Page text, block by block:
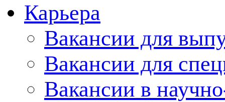
Карьера
Вакансии для
Вакансии для
Вакансии в